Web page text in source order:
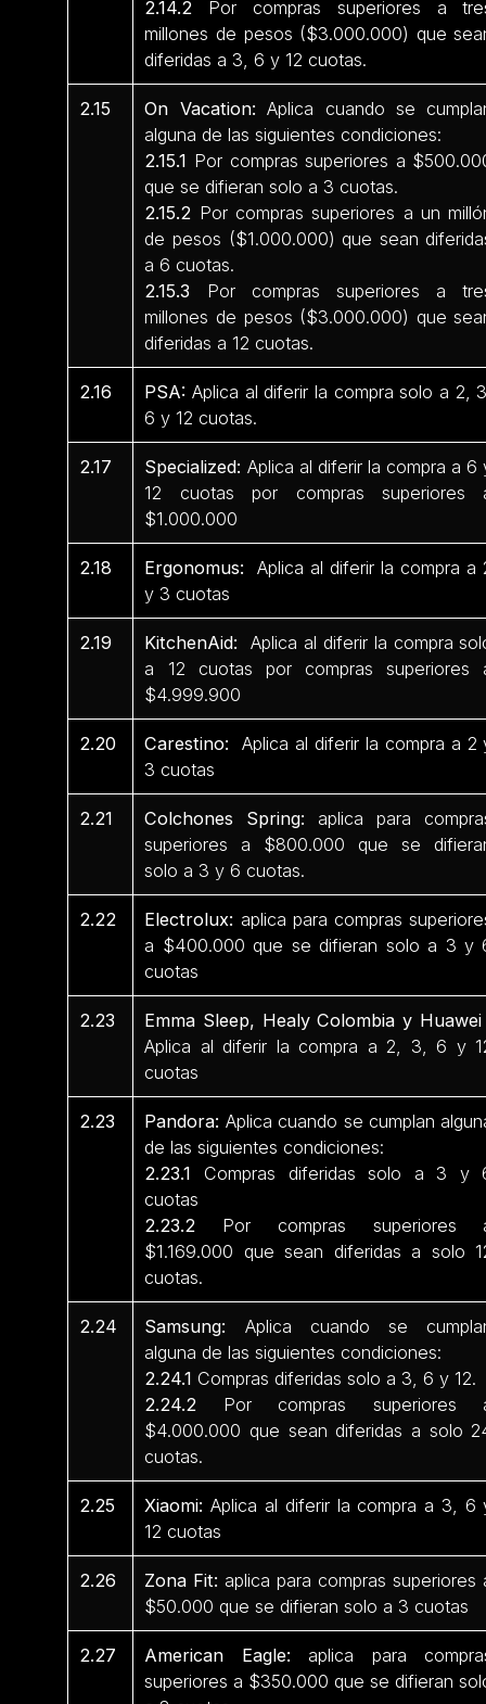
2.14.2 Por compras superiores a
millones de pesos ($3.000.000) que
diferidas a 3, 6 y 12 cuotas.
2.15 On Vacation:Aplica cuando se
alguna de las siguientes condiciones:
2.15.1 Por compras superiores a
que se difieran solo a 3 cuotas.
2.15.2 Por compras superiores a un
de pesos ($1.000.000) que sean
a 6 cuotas.
2.15.3 Por compras superiores a
millones de pesos ($3.000.000) que
diferidas a 12 cuotas.
2.16 PSA:Aplica al diferir la compra solo a 2,
6 y 12 cuotas.
2.17 Specialized: Aplica al diferir la compra a 6
12 cuotas por compras superiores
$1.000.000
2.18 Ergonomus:Aplica al diferir la compra a
y 3 cuotas
2.19 KitchenAid:Aplica al diferir la compra
a 12 cuotas por compras superiores
$4.999.900
2.20 Carestino:Aplica al diferir la compra a 2
3 cuotas
2.21 Colchones Spring: aplica para
superiores a $800.000 que se
solo a 3 y 6 cuotas.
2.22 Electrolux: aplica para compras
a $400.000 que se difieran solo a 3 y
cuotas
2.23
Emma Sleep, Healy Colombia y Huawei
Aplica al diferir la compra a 2, 3, 6 y
cuotas
2.23 Pandora: Aplica cuando se cumplan
de las siguientes condiciones:
2.23.1 Compras diferidas solo a 3 y
cuotas
2.23.2 Por compras superiores
$1.169.000 que sean diferidas a solo
cuotas.
2.24 Samsung: Aplica cuando se
alguna de las siguientes condiciones:
2.24.1 Compras diferidas solo a 3, 6 y 12.
2.24.2 Por compras superiores
$4.000.000 que sean diferidas a solo
cuotas.
2.25 Xiaomi:Aplica al diferir la compra a 3, 6
12 cuotas
2.26 Zona Fit: aplica para compras superiores
$50.000 que se difieran solo a 3 cuotas
2.27 American Eagle: aplica para
superiores a $350.000 que se difieran